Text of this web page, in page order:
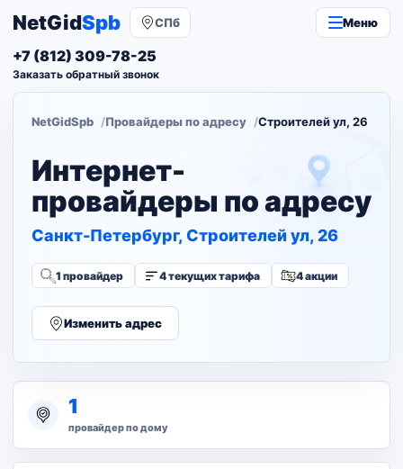
NetGidSpb СПб Меню
+7 (812) 309-78-25
Заказать обратный звонок
NetGidSpb Провайдеры по адресу Строителей ул, 26
Интернет-
провайдеры по адресу
Санкт-Петербург, Строителей ул, 26
1 провайдер 4 текущих тарифа 4 акции
Изменить адрес
1
провайдер по дому